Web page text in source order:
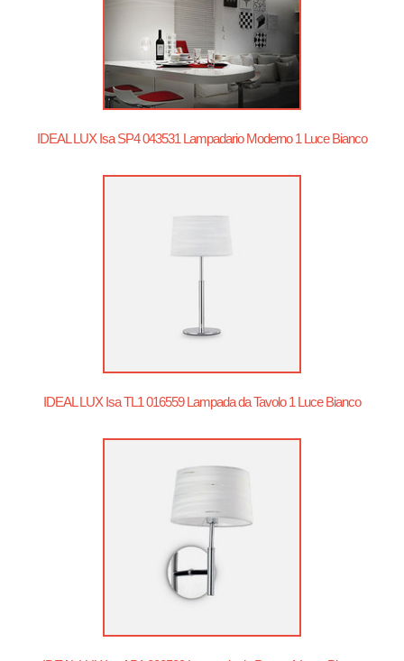
IDEAL LUX Isa SP4 043531 Lampadario Moderno 1 Luce Bianco
IDEAL LUX Isa TL1 016559 Lampada da Tavolo 1 Luce Bianco